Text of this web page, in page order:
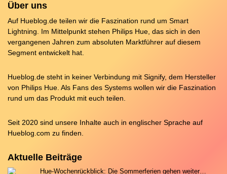
Über uns
Auf Hueblog.de teilen wir die Faszination rund um Smart
Lightning. Im Mittelpunkt stehen Philips Hue, das sich in den
vergangenen Jahren zum absoluten Marktführer auf diesem
Segment entwickelt hat.
Hueblog.de steht in keiner Verbindung mit Signify, dem Hersteller
von Philips Hue. Als Fans des Systems wollen wir die Faszination
rund um das Produkt mit euch teilen.
Seit 2020 sind unsere Inhalte auch in englischer Sprache auf
Hueblog.com zu finden.
Aktuelle Beiträge
Hue-Wochenrückblick: Die Sommerferien gehen weiter…